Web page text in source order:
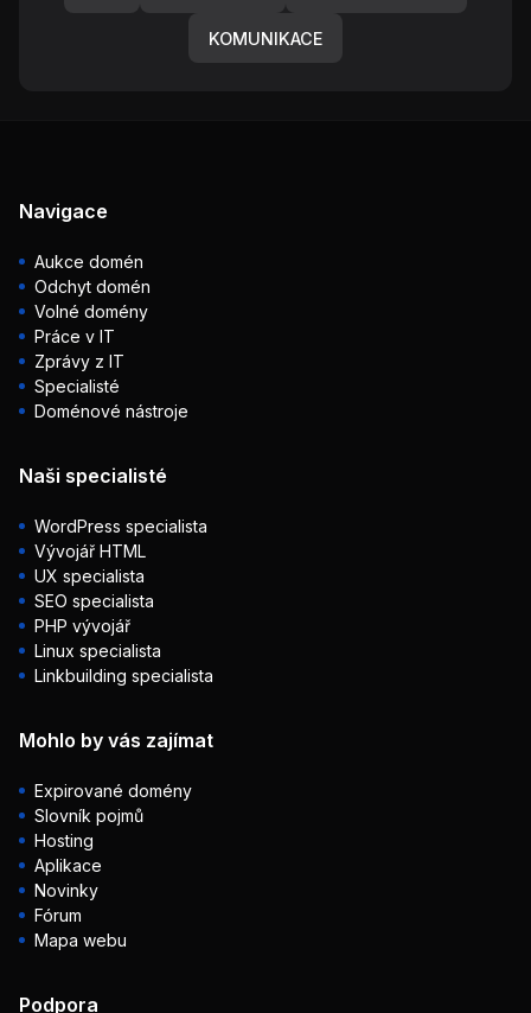
KOMUNIKACE
Navigace
Aukce domén
Odchyt domén
Volné domény
Práce v IT
Zprávy z IT
Specialisté
Doménové nástroje
Naši specialisté
WordPress specialista
Vývojář HTML
UX specialista
SEO specialista
PHP vývojář
Linux specialista
Linkbuilding specialista
Mohlo by vás zajímat
Expirované domény
Slovník pojmů
Hosting
Aplikace
Novinky
Fórum
Mapa webu
Podpora